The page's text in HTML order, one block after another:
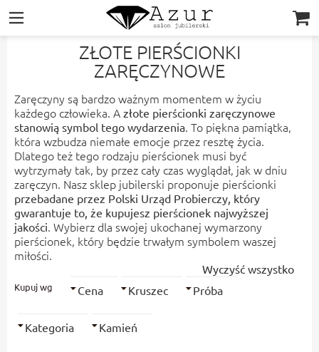
|||
ZŁOTE PIERŚCIONKI
ZARĘCZYNOWE
Zaręczyny są bardzo ważnym momentem w życiu
każdego człowieka. A złote pierścionki zaręczynowe
stanowią symbol tego wydarzenia. To piękna pamiątka,
która wzbudza niemałe emocje przez resztę życia.
Dlatego też tego rodzaju pierścionek musi być
wytrzymały tak, by przez cały czas wyglądał, jak w dniu
zaręczyn. Naszsklep jubilerski proponuje pierścionki
przebadane przez Polski Urząd Probierczy, który
gwarantuje to, że kupujesz pierścionek najwyższej
jakości. Wybierz dla swojej ukochanej wymarzony
pierścionek, który będzie trwałym symbolem waszej
miłości.
Wyczyść wszystko
Kupuj wg Cena Kruszec Próba
Kategoria Kamień